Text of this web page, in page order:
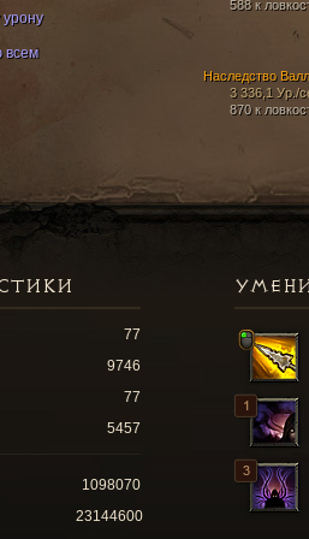
588 к
Наследство
3 336,1 Ур./
870 к
урону
всем
77
9746
77
5457
1098070
23144600